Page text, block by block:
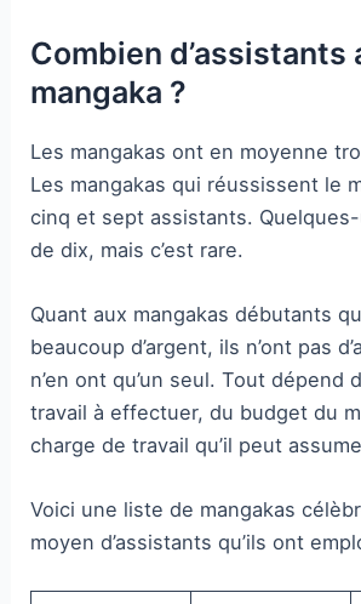
Combien d’assistants
mangaka ?
Les mangakas ont en moyenne
Les mangakas qui réussissent le
cinq et sept assistants.
de dix, mais c’est rare.
Quant aux mangakas débutants
beaucoup d’argent, ils n’ont pas
n’en ont qu’un seul. Tout dépend
travail à effectuer, du budget du
charge de travail qu’il peut
Voici une liste de mangakas
moyen d’assistants qu’ils ont